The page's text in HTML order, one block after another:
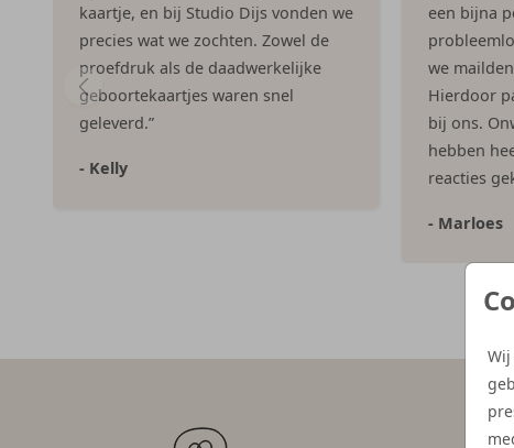
kaartje, en bij Studio Dijs vonden we
precies wat we zochten. Zowel de
proefdruk als de daadwerkelijke
geboortekaartjes waren snel
geleverd.”
- Kelly
een bijna
we
Hierdoor
bij ons.
hebben
reacties
- Marloes